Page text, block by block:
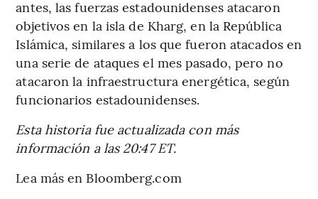
antes, las fuerzas estadounidenses atacaron
objetivos en la isla de Kharg, en la República
Islámica, similares a los que fueron atacados en
una serie de ataques el mes pasado, pero no
atacaron la infraestructura energética, según
funcionarios estadounidenses.
Esta historia fue actualizada con más
información a las 20:47 ET.
Lea más en Bloomberg.com